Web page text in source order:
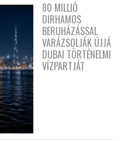
80 MILLIÓ
DIRHAMOS
BERUHÁZÁSSAL
VARÁZSOLJÁK ÚJJÁ
DUBAI TÖRTÉNELMI
VÍZPARTJÁT